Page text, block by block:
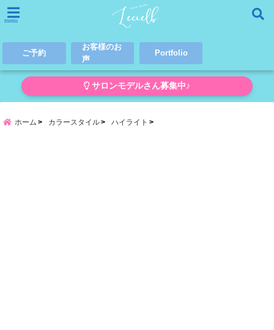
menu
ご予約
お客様のお
声
Portfolio
サロンモデルさん募集中♪
ホーム カラースタイル ハイライト